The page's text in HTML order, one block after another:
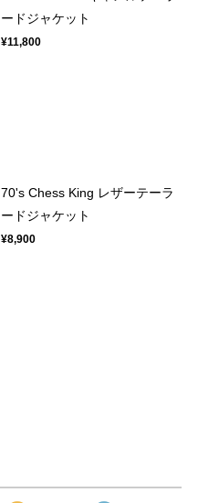
ードジャケット
¥11,800
70's Chess King レザーテーラ
ードジャケット
¥8,900